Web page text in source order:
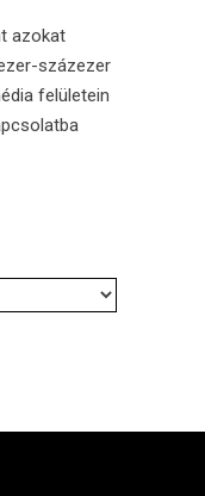
azokat
százezer
felületein